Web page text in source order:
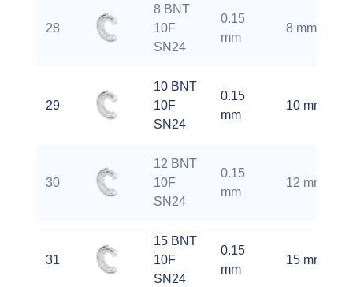
28
8 BNT
10F
SN24
0.15
mm
8 mm
29
10 BNT
10F
SN24
0.15
mm
10 mm
30
12 BNT
10F
SN24
0.15
mm
12 mm
31
15 BNT
10F
SN24
0.15
mm
15 mm